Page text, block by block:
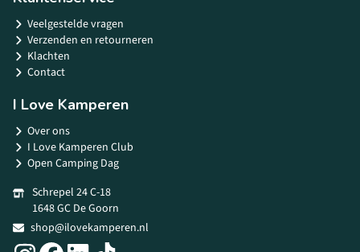
Veelgestelde vragen
Verzenden en retourneren
Klachten
Contact
I Love Kamperen
Over ons
I Love Kamperen Club
Open Camping Dag
Schrepel 24 C-18
1648 GC De Goorn
shop@ilovekamperen.nl